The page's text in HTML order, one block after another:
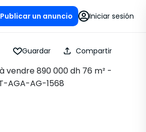
Publicar un anuncio Iniciar sesión
Guardar Compartir